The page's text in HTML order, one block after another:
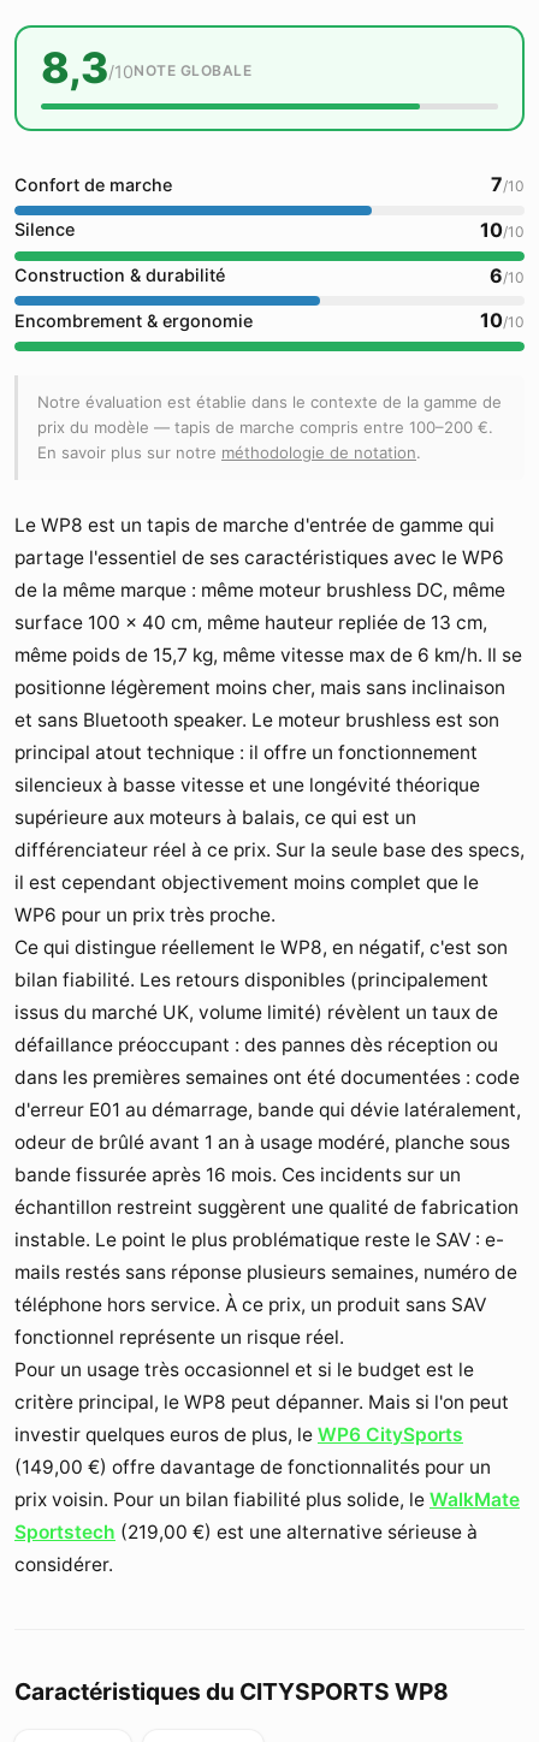
8,3/10NOTE GLOBALE
Confort de marche 7/10
Silence 10/10
Construction & durabilité 6/10
Encombrement & ergonomie 10/10
Notre évaluation est établie dans le contexte de la gamme de
prix du modèle — tapis de marche compris entre 100–200 €.
En savoir plus sur notre méthodologie de notation.
Le WP8 est un tapis de marche d'entrée de gamme qui
partage l'essentiel de ses caractéristiques avec le WP6
de la même marque : même moteur brushless DC, même
surface 100 × 40 cm, même hauteur repliée de 13 cm,
même poids de 15,7 kg, même vitesse max de 6 km/h. Il se
positionne légèrement moins cher, mais sans inclinaison
et sans Bluetooth speaker. Le moteur brushless est son
principal atout technique : il offre un fonctionnement
silencieux à basse vitesse et une longévité théorique
supérieure aux moteurs à balais, ce qui est un
différenciateur réel à ce prix. Sur la seule base des specs,
il est cependant objectivement moins complet que le
WP6 pour un prix très proche.
Ce qui distingue réellement le WP8, en négatif, c'est son
bilan fiabilité. Les retours disponibles (principalement
issus du marché UK, volume limité) révèlent un taux de
défaillance préoccupant : des pannes dès réception ou
dans les premières semaines ont été documentées : code
d'erreur E01 au démarrage, bande qui dévie latéralement,
odeur de brûlé avant 1 an à usage modéré, planche sous
bande fissurée après 16 mois. Ces incidents sur un
échantillon restreint suggèrent une qualité de fabrication
instable. Le point le plus problématique reste le SAV : e-
mails restés sans réponse plusieurs semaines, numéro de
téléphone hors service. À ce prix, un produit sans SAV
fonctionnel représente un risque réel.
Pour un usage très occasionnel et si le budget est le
critère principal, le WP8 peut dépanner. Mais si l'on peut
investir quelques euros de plus, le WP6 CitySports
(149,00 €) offre davantage de fonctionnalités pour un
prix voisin. Pour un bilan fiabilité plus solide, le WalkMate
Sportstech (219,00 €) est une alternative sérieuse à
considérer.
Caractéristiques du CITYSPORTS WP8